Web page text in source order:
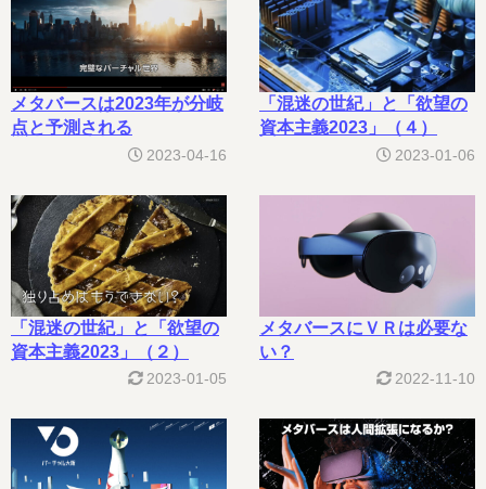
メタバースは2023年が分岐
点と予測される
2023-04-16
「混迷の世紀」と「欲望の
資本主義2023」（４）
2023-01-06
「混迷の世紀」と「欲望の
資本主義2023」（２）
2023-01-05
メタバースにＶＲは必要な
い？
2022-11-10